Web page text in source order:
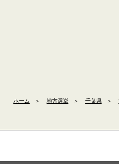
ホーム ＞ 地方選挙 ＞ 千葉県 ＞